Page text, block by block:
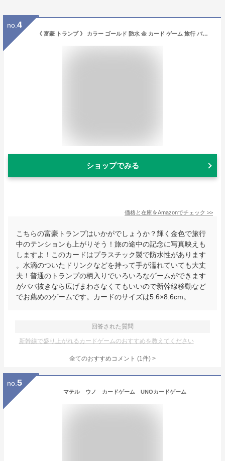
no. 4
《 富豪 トランプ 》 カラー ゴールド 防水 金 カード ゲーム 旅行 ババ抜き ポーカー マジック 運 学校 子供 麻雀 飲み屋 バー 大晦日 GW カラオケ
ショップでみる
価格と在庫をAmazonでチェック >>
こちらの富豪トランプはいかがでしょうか？輝く金色で旅行
中のテンションも上がりそう！旅の途中の記念に写真映えも
しますよ！このカードはプラスチック製で防水性があります
。水滴のついたドリンクなどを持って手が濡れていても大丈
夫！普通のトランプの柄入りでいろいろなゲームができます
がババ抜きなら広げまわさなくてもいいので新幹線移動など
でお薦めのゲームです。カードのサイズは5.6×8.6cm。
回答された質問
新幹線で盛り上がれるカードゲームのおすすめを教えてください
全てのおすすめコメント (1件) >
no. 5
マテル ウノ カードゲーム UNOカードゲーム